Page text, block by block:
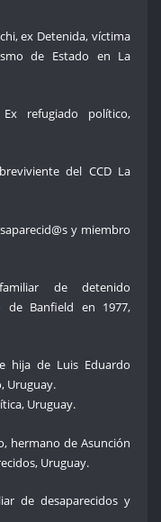
ex Detenida, víctima
de Estado en La
refugiado político,
del CCD La
y miembro
de detenido
de Banfield en 1977,
hija de Luis Eduardo
Uruguay.
Uruguay.
hermano de Asunción
Uruguay.
de desaparecidos y